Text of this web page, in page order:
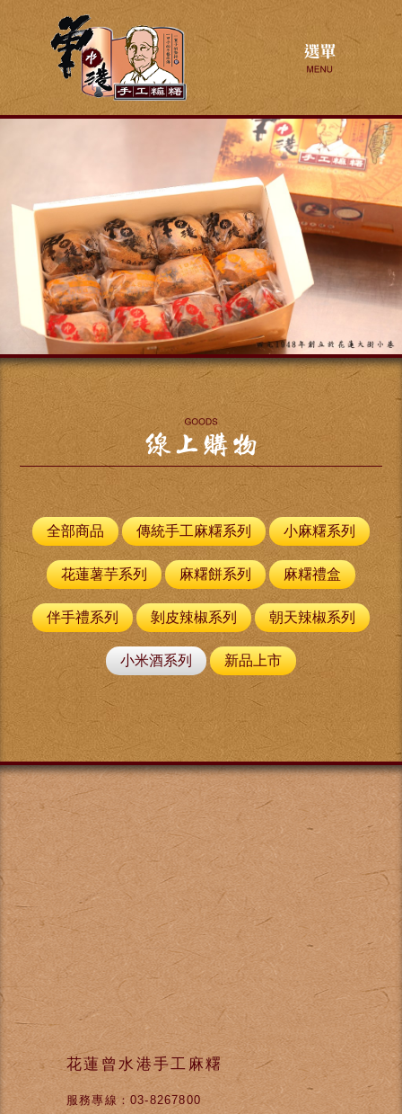
全部商品 傳統手工麻糬系列 小麻糬系列
花蓮薯芋系列 麻糬餅系列 麻糬禮盒
伴手禮系列 剝皮辣椒系列 朝天辣椒系列
小米酒系列 新品上市
花蓮曾水港手工麻糬
服務專線：03-8267800